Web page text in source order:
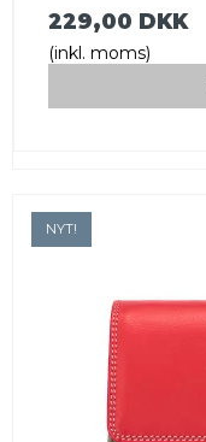
229,00 DKK
(inkl. moms)
NYT!